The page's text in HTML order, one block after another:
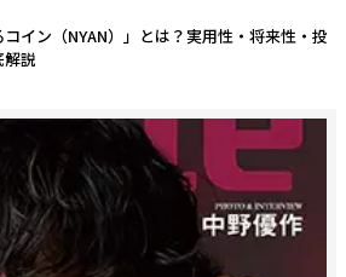
コイン（NYAN）」とは？実用性・将来性・投
説